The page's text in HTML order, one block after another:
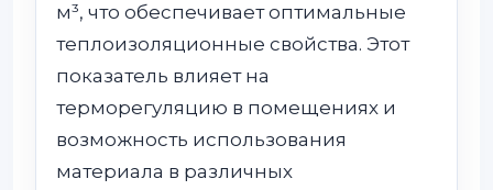
м³, что обеспечивает оптимальные
теплоизоляционные свойства. Этот
показатель влияет на
терморегуляцию в помещениях и
возможность использования
материала в различных